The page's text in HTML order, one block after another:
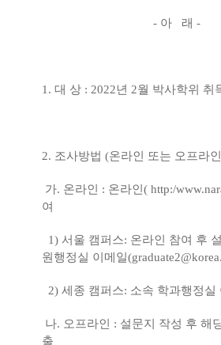
- 아 래 -
1. 대 상 : 2022년 2월 박사학위 취
2. 조사방법 (온라인 또는 오프라
가. 온라인 : 온라인( http:/
여
1) 서울 캠퍼스: 온라인 참여 후
원행정실 이메일
2) 세종 캠퍼스: 소속 학과행정실
나. 오프라인 : 설문지 작성 후 해
출